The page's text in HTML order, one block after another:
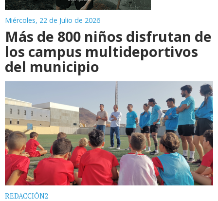
Miércoles, 22 de Julio de 2026
Más de 800 niños disfrutan de
los campus multideportivos
del municipio
REDACCIÓN2